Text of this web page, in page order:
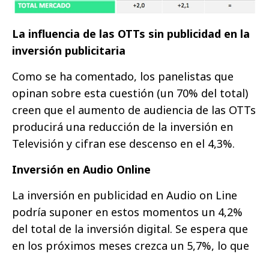
La influencia de las OTTs sin publicidad en la
inversión publicitaria
Como se ha comentado, los panelistas que
opinan sobre esta cuestión (un 70% del total)
creen que el aumento de audiencia de las OTTs
producirá una reducción de la inversión en
Televisión y cifran ese descenso en el 4,3%.
Inversión en Audio Online
La inversión en publicidad en Audio on Line
podría suponer en estos momentos un 4,2%
del total de la inversión digital. Se espera que
en los próximos meses crezca un 5,7%, lo que